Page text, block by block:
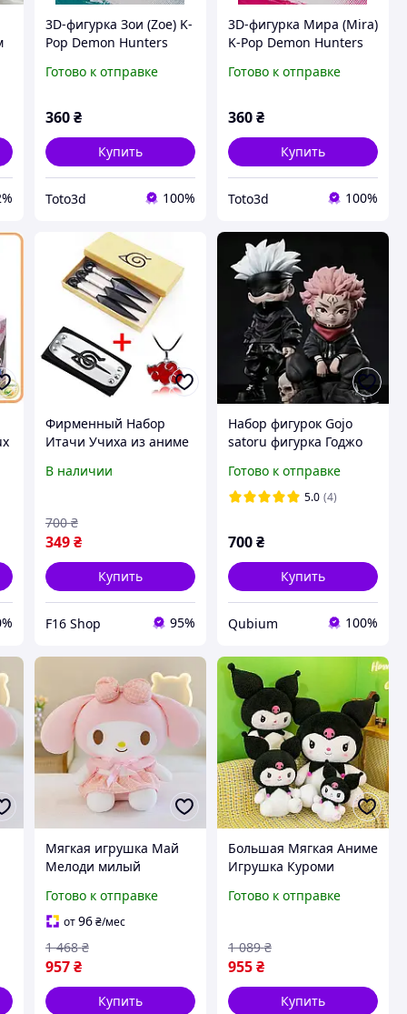
3D-фигурка Зои (Zoe) K-
Pop Demon Hunters
игрушка,
фигурка, подарок для
Готово к отправке
360 ₴
Купить
Toto3d 100%
3D-фигурка Мира (Mira)
K-Pop Demon Hunters
игрушка,
фигурка, подарок для
Готово к отправке
360₴
Купить
Toto3d 100%
Фирменный Набор
Итачи Учиха из аниме
+ Повязка + Кулон
для Подарка
В наличии
349 ₴
700 ₴
Купить
F16 Shop 95%
Набор фигурок Gojo
satoru фигурка Годжо
jjk магическая битва
аниме подарок
Готово к отправке
5.0 (4)
700₴
Купить
Qubium 100%
Мягкая игрушка Май
Мелоди милый
аниме подарок для
детей 55 см MEL0350
Готово к отправке
от96 ₴/мес
957 ₴
1 468 ₴
Купить
Большая Мягкая Аниме
Игрушка Куроми
Белая Hello Kitty 45 см
Готово к отправке
955₴
1 089 ₴
Купить